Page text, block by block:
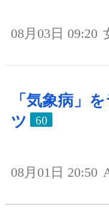
08月03日 09:20
「気象病」
ツ
60
08月01日 20:50